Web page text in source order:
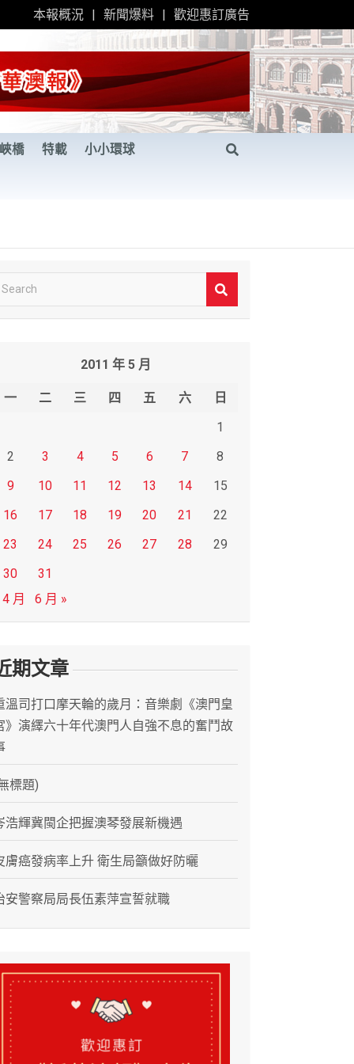
本報概況 新聞爆料 歡迎惠訂廣告
橋 特載 小小環球
2011 年 5 月
一 二 三 四 五 六
日
1
2
3 4 5 6 7
8
9
10 11 12 13 14
15
16
17 18 19 20 21
22
23
24 25 26 27 28
29
30
31
月
6 月 »
期文章
溫司打口摩天輪的歲月：音樂劇《澳門皇
》演繹六十年代澳門人自強不息的奮鬥故
標題)
浩輝冀閩企把握澳琴發展新機遇
膚癌發病率上升 衛生局籲做好防曬
安警察局局長伍素萍宣誓就職